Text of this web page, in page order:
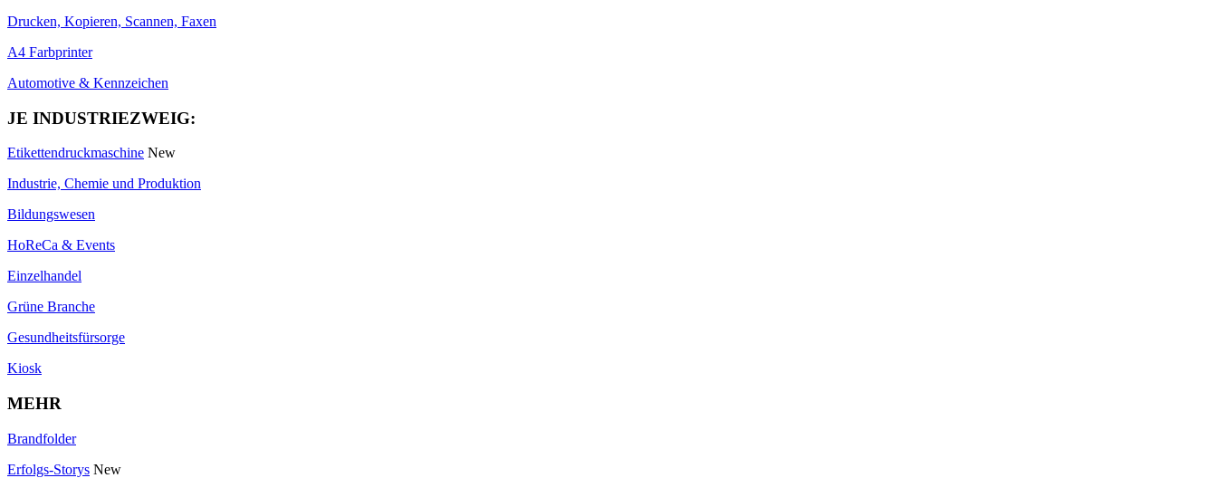
Drucken, Kopieren, Scannen, Faxen
A4 Farbprinter
Automotive & Kennzeichen
JE INDUSTRIEZWEIG:
Etikettendruckmaschine New
Industrie, Chemie und Produktion
Bildungswesen
HoReCa & Events
Einzelhandel
Grüne Branche
Gesundheitsfürsorge
Kiosk
MEHR
Brandfolder
Erfolgs-Storys New